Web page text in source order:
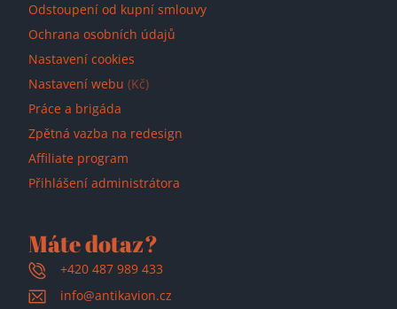
Odstoupení od kupní smlouvy
Ochrana osobních údajů
Nastavení cookies
Nastavení webu (Kč)
Práce a brigáda
Zpětná vazba na redesign
Affiliate program
Přihlášení administrátora
Máte dotaz?
+420 487 989 433
info@antikavion.cz